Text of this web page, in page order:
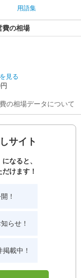
用語集
費の相場
見る
相場データについて
サイト
なると、
けます！
！
らせ！
掲載中！